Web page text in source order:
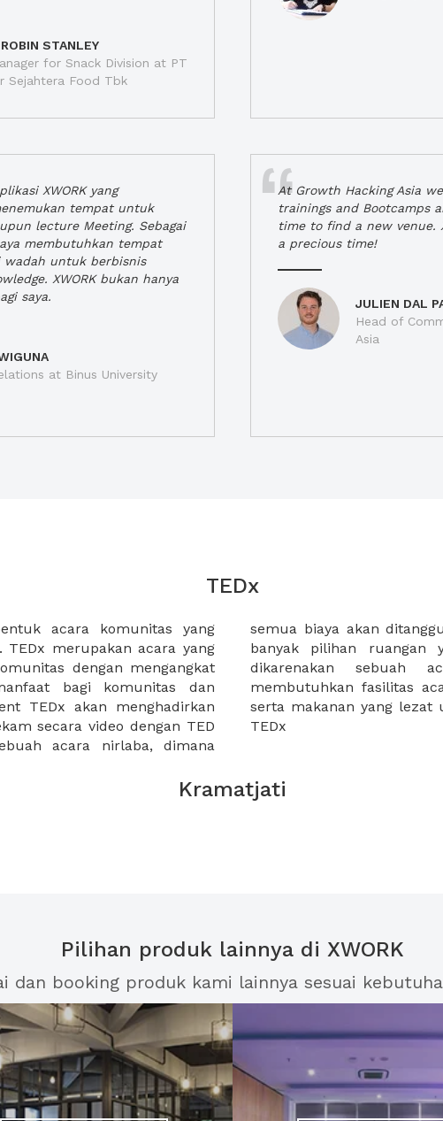
STANLEY
for Snack Division at PT
Sejahtera Food Tbk
XWORK yang
tempat untuk
lecture Meeting. Sebagai
membutuhkan tempat
wadah untuk berbisnis
XWORK bukan hanya
saya.
at Binus University
At Growth Hacking Asia
trainings and Bootcamps
time to find a new venue.
a precious time!
JULIEN DAL
Head of
Asia
TEDx
acara komunitas yang
dengan mengangkat
bagi komunitas dan
TEDx akan menghadirkan
secara video dengan TED
acara nirlaba, dimana
XWORK memiliki
yang sukses akan
mumpuni, lokasi strategis,
peserta yang menghadiri
TEDx
Kramatjati
Pilihan produk lainnya di XWORK
dan booking produk kami lainnya sesuai